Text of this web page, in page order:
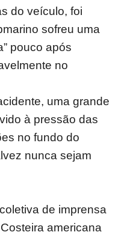
do veículo, foi
sofreu uma
pouco após
no
uma grande
à pressão das
no fundo do
nunca sejam
de imprensa
americana